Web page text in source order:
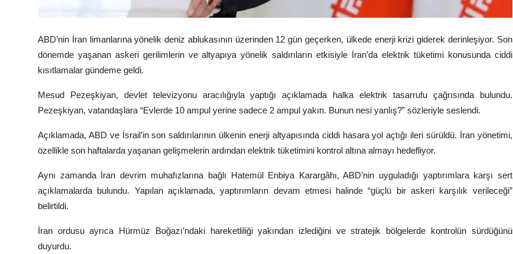
ABD’nin İran limanlarına yönelik deniz ablukasının üzerinden 12 gün geçerken, ülkede enerji krizi giderek derinleşiyor. Son
dönemde yaşanan askeri gerilimlerin ve altyapıya yönelik saldırıların etkisiyle İran’da elektrik tüketimi konusunda ciddi
kısıtlamalar gündeme geldi.
Mesud Pezeşkiyan, devlet televizyonu aracılığıyla yaptığı açıklamada halka elektrik tasarrufu çağrısında bulundu.
Pezeşkiyan, vatandaşlara “Evlerde 10 ampul yerine sadece 2 ampul yakın. Bunun nesi yanlış?” sözleriyle seslendi.
Açıklamada, ABD ve İsrail’in son saldırılarının ülkenin enerji altyapısında ciddi hasara yol açtığı ileri sürüldü. İran yönetimi,
özellikle son haftalarda yaşanan gelişmelerin ardından elektrik tüketimini kontrol altına almayı hedefliyor.
Aynı zamanda İran devrim muhafızlarına bağlı Hatemül Enbiya Karargâhı, ABD’nin uyguladığı yaptırımlara karşı sert
açıklamalarda bulundu. Yapılan açıklamada, yaptırımların devam etmesi halinde “güçlü bir askeri karşılık verileceği”
belirtildi.
İran ordusu ayrıca Hürmüz Boğazı’ndaki hareketliliği yakından izlediğini ve stratejik bölgelerde kontrolün sürdüğünü
duyurdu.